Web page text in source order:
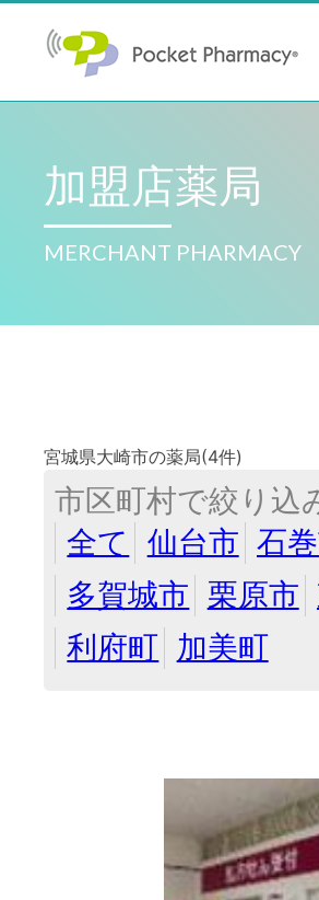
加盟店薬局
MERCHANT PHARMACY
宮城県大崎市の薬局(4件)
市区町村で絞り込
全て
仙台市 石
多賀城市 栗原市
利府町 加美町